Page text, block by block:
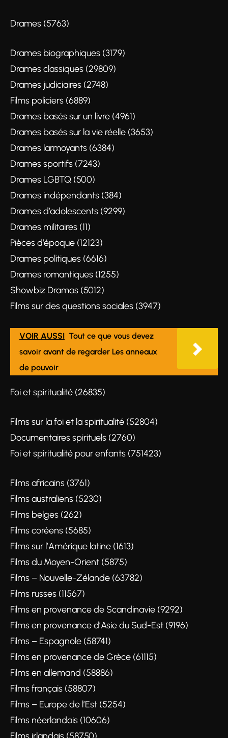
Drames (5763)
Drames biographiques (3179)
Drames classiques (29809)
Drames judiciaires (2748)
Films policiers (6889)
Drames basés sur un livre (4961)
Drames basés sur la vie réelle (3653)
Drames larmoyants (6384)
Drames sportifs (7243)
Drames LGBTQ (500)
Drames indépendants (384)
Drames d’adolescents (9299)
Drames militaires (11)
Pièces d’époque (12123)
Drames politiques (6616)
Drames romantiques (1255)
Showbiz Dramas (5012)
Films sur des questions sociales (3947)
VOIR AUSSI Tout ce que vous devez
savoir avant de regarder Les anneaux
de pouvoir
Foi et spiritualité (26835)
Films sur la foi et la spiritualité (52804)
Documentaires spirituels (2760)
Foi et spiritualité pour enfants (751423)
Films africains (3761)
Films australiens (5230)
Films belges (262)
Films coréens (5685)
Films sur l’Amérique latine (1613)
Films du Moyen-Orient (5875)
Films – Nouvelle-Zélande (63782)
Films russes (11567)
Films en provenance de Scandinavie (9292)
Films en provenance d’Asie du Sud-Est (9196)
Films – Espagnole (58741)
Films en provenance de Grèce (61115)
Films en allemand (58886)
Films français (58807)
Films – Europe de l’Est (5254)
Films néerlandais (10606)